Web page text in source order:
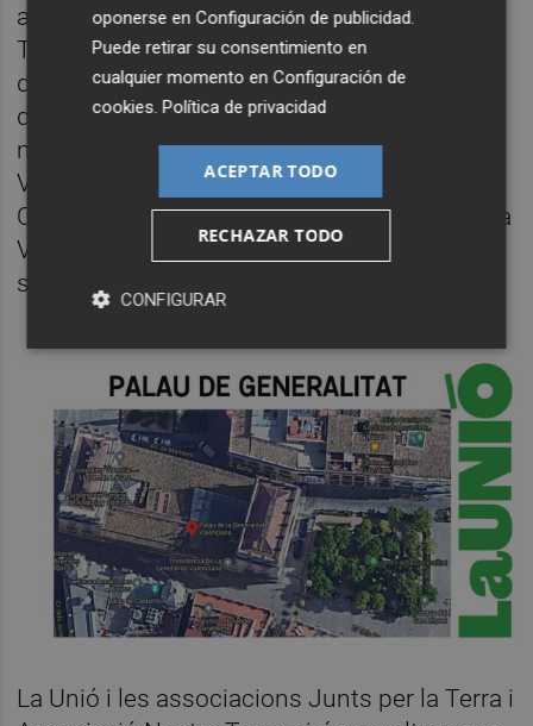
a les Useres amb 303.520 panells solars.
També hi ha altre projecte de construcció
d'una altra planta fotovoltaica i estructura
d'evacuació que afectarà els termes
municipals de Cabanes, la Pobla Tornesa,
Vilafamés, la Vall d'Alba, Costur, l'Alcora,
Onda i Castelló de la Plana; amb una planta a
Vilafamés-Cabanes de 555.548 panells
solars.
La Unió i les associacions Junts per la Terra i
oponerse enConfiguración de publicidad
Puede retirar su consentimiento en
cualquier momento enConfiguración de
cookies .Política de privacidad
ACEPTAR TODO
RECHAZAR TODO
CONFIGURAR